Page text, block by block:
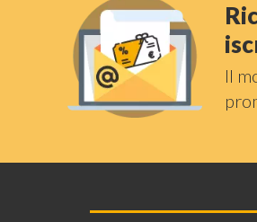
Il